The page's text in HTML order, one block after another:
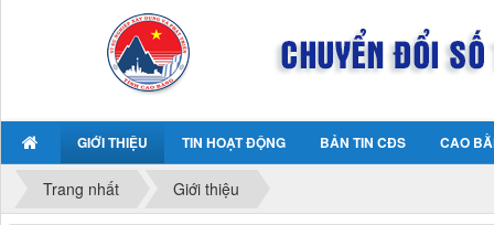
GIỚI THIỆU TIN HOẠT ĐỘNG BẢN TIN CĐS CAO
Trang nhất Giới thiệu